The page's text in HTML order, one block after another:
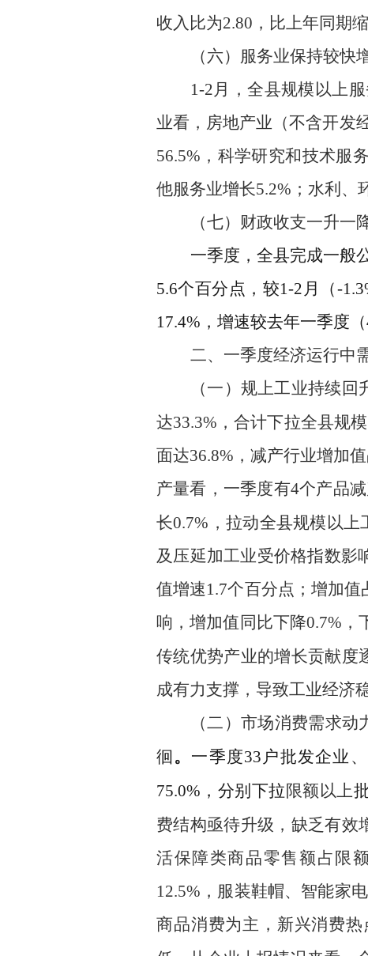
收入比为2.80 ，比上年同期
（六）服务业保持较快
1-2月，全县规模以上
业看，房地产业（不含开发
56.5% ， 科学研究和技术服
他服务业增长5.2% ；水利、
（七）财政收支一升一
一季度，全县完成一般
5.6个百分点 ， 较1-2 月（-1.3
17.4% ， 增速较去年一季度（
二、一季度经济运行中
（一） 规上工业持续回
达33.3% ，合计下拉全县规
面达36.8% ，减产行业增加
产量看， 一季度有4个产品
长0.7% ，拉动全县规模以上
及压延加工业受价格指数影
值增速1.7个百分点； 增加值
响，增加值同比下降0.7% ，
传统优势产业的增长贡献度
成有力支撑，导致工业经济
（二） 市场消费需求动
徊 。 一季度33 户批发企业、
75.0% ，分别下拉限额以上
费结构亟待升级，缺乏有效
活保障类商品零售额占限
12.5% ，服装鞋帽、智能家
商品消费为主，新兴消费热